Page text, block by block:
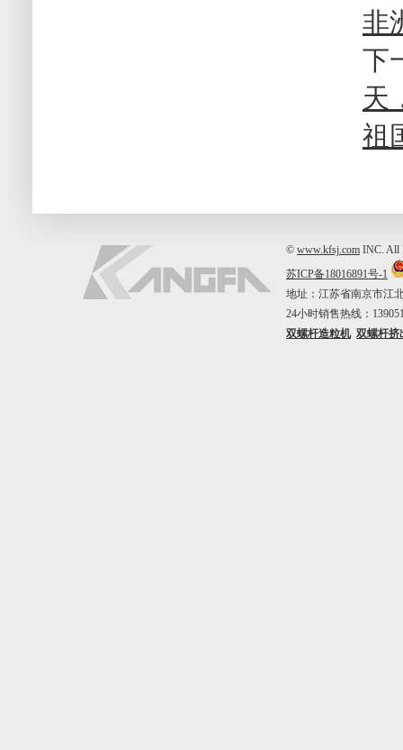
非
下
天
祖
© www.kfsj.com INC. All
苏ICP备18016891号-1
地址：江苏省南京市江
24小时销售热线：
双螺杆造粒机 双螺杆挤